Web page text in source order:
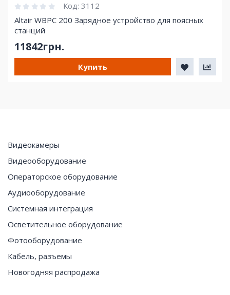
Код: 3112
Altair WBPC 200 Зарядное устройство для поясных
станций
11842грн.
Купить
Видеокамеры
Видеооборудование
Операторское оборудование
Аудиооборудование
Системная интеграция
Осветительное оборудование
Фотооборудование
Кабель, разъемы
Новогодняя распродажа